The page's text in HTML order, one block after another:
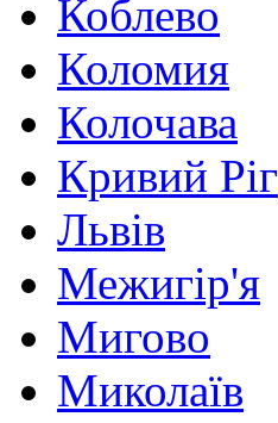
Коблево
Коломия
Колочава
Кривий Ріг
Львів
Межигір'я
Мигово
Миколаїв